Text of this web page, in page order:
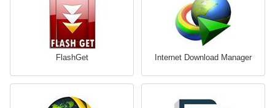
Internet Download Manager
FlashGet